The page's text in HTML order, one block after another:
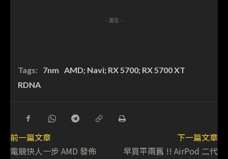
- 廣告 -
Tags: 7nm AMD; Navi; RX 5700; RX 5700 XT
RDNA
前一篇文章
電競快人一步 AMD 發佈
下一篇文章
早買平兩舊 !! AirPod 二代